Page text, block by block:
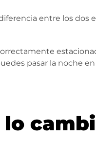
entre los dos
pasar la noche en